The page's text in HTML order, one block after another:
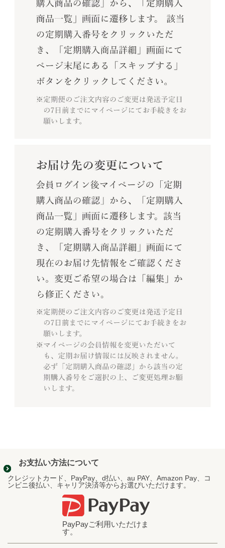
お支払い方法について
クレジットカード、PayPay、d払い、au PAY、Amazon Pay、コ
ンビニ後払い、キャリア決済等からお選びいただけます。
PayPayご利用いただけま
す。